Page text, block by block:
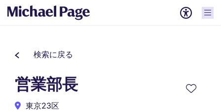
検索に戻る
営業部長
東京23区